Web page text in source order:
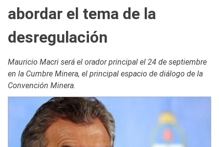
abordar el tema de la
desregulación
Mauricio Macri será el orador principal el 24 de septiembre
en la Cumbre Minera, el principal espacio de diálogo de la
Convención Minera.